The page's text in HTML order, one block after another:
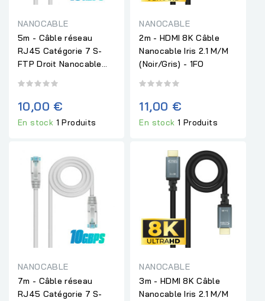
NANOCABLE
5m - Câble réseau
RJ45 Catégorie 7 S-
FTP Droit Nanocable...
10,00 €
En stock 1 Produits
NANOCABLE
2m - HDMI 8K Câble
Nanocable Iris 2.1 M/M
(Noir/Gris) - 1FO
11,00 €
En stock1 Produits
NANOCABLE
7m - Câble réseau
RJ45 Catégorie 7 S-
NANOCABLE
3m - HDMI 8K Câble
Nanocable Iris 2.1 M/M